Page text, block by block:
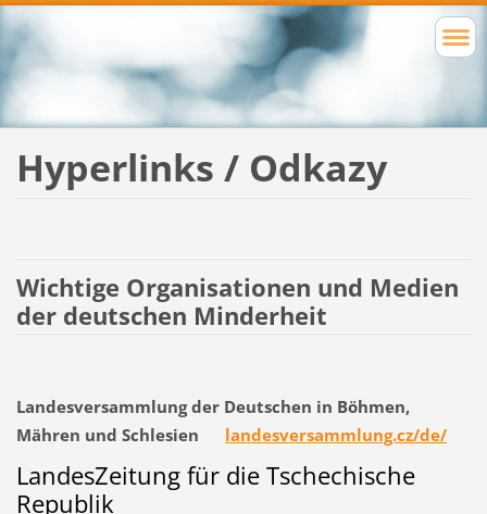
Hyperlinks / Odkazy
Wichtige Organisationen und Medien
der deutschen Minderheit
Landesversammlung der Deutschen in Böhmen,
Mähren und Schlesien landesversammlung.cz/de/
LandesZeitung für die Tschechische
Republik